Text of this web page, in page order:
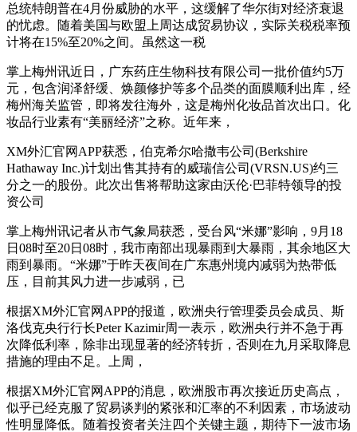
总统特朗普在4月份威胁的水平，这缓解了华尔街对经济衰退
的忧虑。随着美国与欧盟上周达成贸易协议，实际关税税率预
计将在15%至20%之间。虽然这一税
掌上梅州讯近日，广东药庄生物科技有限公司一批价值约5万
元，包含润泽舒缓、焕颜修护等多个品类的面膜顺利出库，经
梅州海关监管，即将发往海外，这是梅州化妆品首次出口。化
妆品行业素有“美丽经济”之称。近年来，
XM外汇官网APP获悉，伯克希尔哈撒韦公司(Berkshire
Hathaway Inc.)计划出售其持有的威瑞信公司(VRSN.US)约三
分之一的股份。此次出售将帮助这家由沃伦·巴菲特领导的投
资公司
掌上梅州讯记者从市气象局获悉，受台风“米娜”影响，9月18
日08时至20日08时，我市南部出现暴雨到大暴雨，其余地区大
雨到暴雨。“米娜”于昨天夜间在广东惠州境内减弱为热带低
压，目前其风力进一步减弱，已
根据XM外汇官网APP的报道，欧洲央行管理委员会成员、斯
洛伐克央行行长Peter Kazimir周一表示，欧洲央行并不急于再
次降低利率，除非出现显著的经济转折，否则在九月采取降息
措施的理由不足。上周，
根据XM外汇官网APP的消息，欧洲股市再次接近历史高点，
似乎已经克服了贸易谈判的紧张和汇率的不利因素，市场波动
性明显降低。随着投资者关注四个关键主题，期待下一波市场